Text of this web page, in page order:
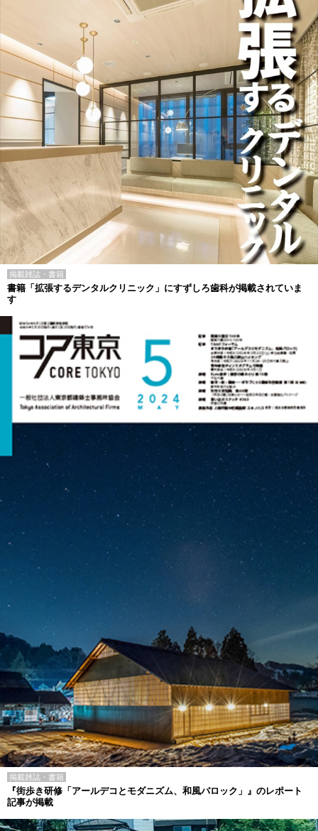
掲載雑誌・書籍
書籍「拡張するデンタルクリニック」にすずしろ歯科が掲載されていま
す
掲載雑誌・書籍
『街歩き研修「アールデコとモダニズム、和風バロック」』のレポート
記事が掲載